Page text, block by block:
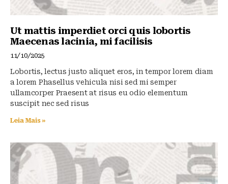
Ut mattis imperdiet orci quis lobortis
Maecenas lacinia, mi facilisis
11/10/2025
Lobortis, lectus justo aliquet eros, in tempor lorem diam
a lorem Phasellus vehicula nisi sed mi semper
ullamcorper Praesent at risus eu odio elementum
suscipit nec sed risus
Leia Mais »